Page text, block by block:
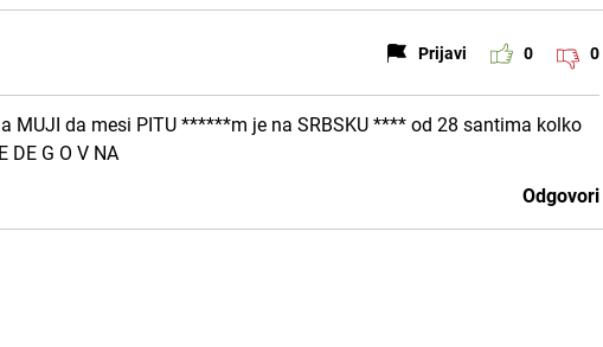
Prijavi 0 0
MUJI da mesi PITU ******m je na SRBSKU **** od 28 santima kolko
DE G O V NA
Odgovori